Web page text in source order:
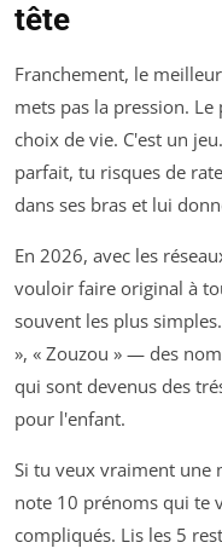
tête
Franchement, le
mets pas la pression.
choix de vie. C'est un
parfait, tu risques de
dans ses bras et lui
En 2026, avec les
vouloir faire original à
souvent les plus
», « Zouzou » — des
qui sont devenus des
pour l'enfant.
Si tu veux vraiment une
note 10 prénoms qui te
compliqués. Lis les 5